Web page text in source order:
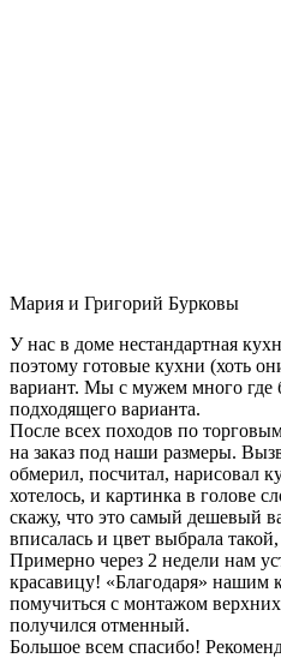
Мария и Григорий Бурковы
У нас в доме нестандартная
поэтому готовые кухни (хоть
вариант. Мы с мужем много
подходящего варианта.
После всех походов по
на заказ под наши размеры.
обмерил, посчитал, нарисовал
хотелось, и картинка в голове
скажу, что это самый дешевый
вписалась и цвет выбрала
Примерно через 2 недели нам
красавицу! «Благодаря»
помучиться с монтажом
получился отменный.
Большое всем спасибо!